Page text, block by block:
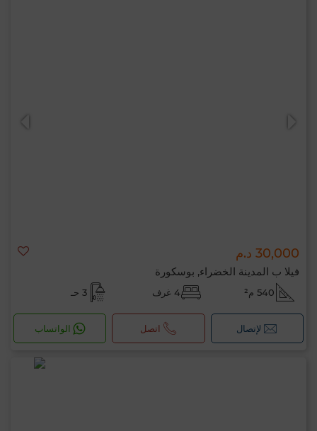
30,000 د.م
فيلا ب المدينة الخضراء, بوسكورة
540 م² 4 غرف 3 حـ
لإتصال اتصل الواتساب